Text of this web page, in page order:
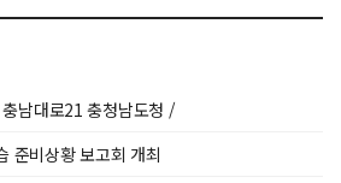
남대로21 충청남도청 /
준비상황 보고회 개최